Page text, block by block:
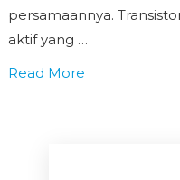
persamaannya.
aktif yang …
Read More